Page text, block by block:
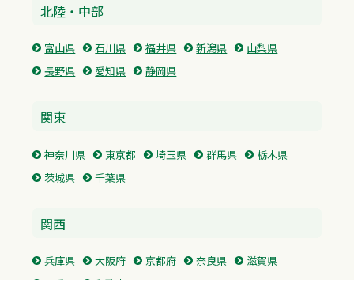
北陸・中部
富山県 石川県 福井県 新潟県
山梨県
長野県
愛知県 静岡県
関東
神奈川県 東京都 埼玉県 群馬県
栃木県
茨城県
千葉県
関西
兵庫県 大阪府 京都府 奈良県
滋賀県
三重県
和歌山県